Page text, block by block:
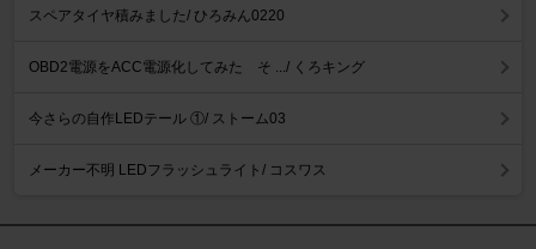
スペアタイヤ積みました/ ひろみん0220
OBD2電源をACC電源化してみた そ .../ くろキング
今さらの自作LEDテール ①/ ストーム03
メーカー不明 LEDフラッシュライト/ コスワス